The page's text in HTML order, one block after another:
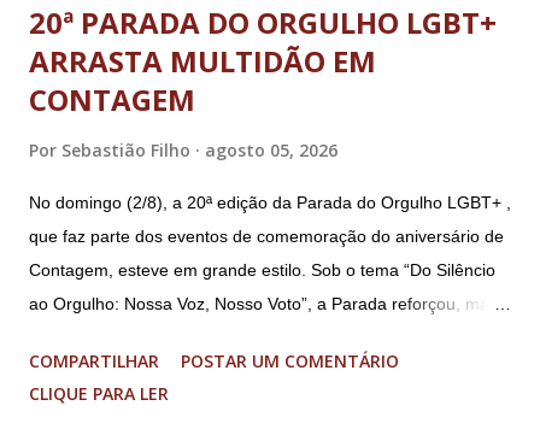
20ª PARADA DO ORGULHO LGBT+
ARRASTA MULTIDÃO EM
CONTAGEM
Por Sebastião Filho agosto 05, 2026
No domingo (2/8), a 20ª edição da Parada do Orgulho LGBT+ ,
que faz parte dos eventos de comemoração do aniversário de
Contagem, esteve em grande estilo. Sob o tema “Do Silêncio
ao Orgulho: Nossa Voz, Nosso Voto”, a Parada reforçou, mais
município. A concentração foi na Praça da Glória, que estava
preparada com um palco e contou com diversos shows,
COMPARTILHAR
POSTAR UM COMENTÁRIO
CLIQUE PARA LER